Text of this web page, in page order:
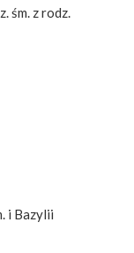
śm. z rodz.
i Bazylii